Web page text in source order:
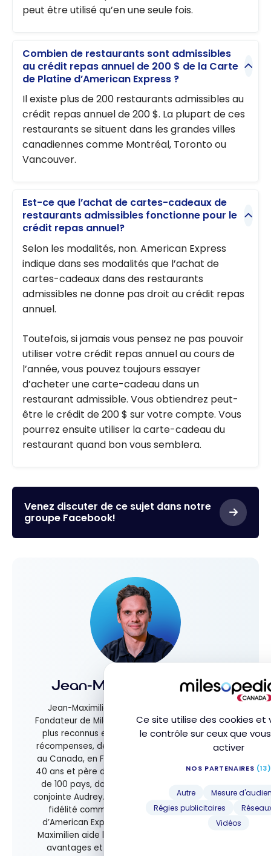
Ce site utilise des cookies et
le contrôle sur ceux que
activer
NOS PARTENAIRES (13)
Autre
Mesure
Régies publicitaires
Vidéos
peut être utilisé qu’en une seule fois.
Combien de restaurants sont admissibles
au crédit repas annuel de 200 $ de la Carte
de Platine d’American Express ?
Il existe plus de 200 restaurants admissibles au
crédit repas annuel de 200 $. La plupart de ces
restaurants se situent dans les grandes villes
canadiennes comme Montréal, Toronto ou
Vancouver.
Est-ce que l’achat de cartes-cadeaux de
restaurants admissibles fonctionne pour le
crédit repas annuel?
Selon les modalités, non. American Express
indique dans ses modalités que l’achat de
cartes-cadeaux dans des restaurants
admissibles ne donne pas droit au crédit repas
annuel.
Toutefois, si jamais vous pensez ne pas pouvoir
utiliser votre crédit repas annuel au cours de
l’année, vous pouvez toujours essayer
d’acheter une carte-cadeau dans un
restaurant admissible. Vous obtiendrez peut-
être le crédit de 200 $ sur votre compte. Vous
pourrez ensuite utiliser la carte-cadeau du
restaurant quand bon vous semblera.
Venez discuter de ce sujet dans notre
groupe Facebook!
Jean-Maximilien Voisine
Jean-Maximilien Voisine est le Président et
Fondateur de Milesopedia, et l’un des experts les
plus reconnus en matière de programmes de
récompenses, de cartes de crédit et de voyage
au Canada, en France et aux États-Unis. Âgé de
40 ans et père de deux enfants, il a exploré plus
de 100 pays, dont la moitié en famille avec sa
conjointe Audrey. Spécialiste des programmes de
fidélité comme Aéroplan, Points-Privilèges
d’American Express et Marriott Bonvoy, Jean-
Maximilien aide les voyageurs à maximiser leurs
avantages et à transformer leurs points en